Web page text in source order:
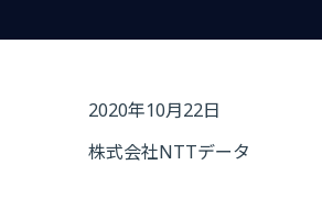
2020年10月22日
株式会社NTTデータ